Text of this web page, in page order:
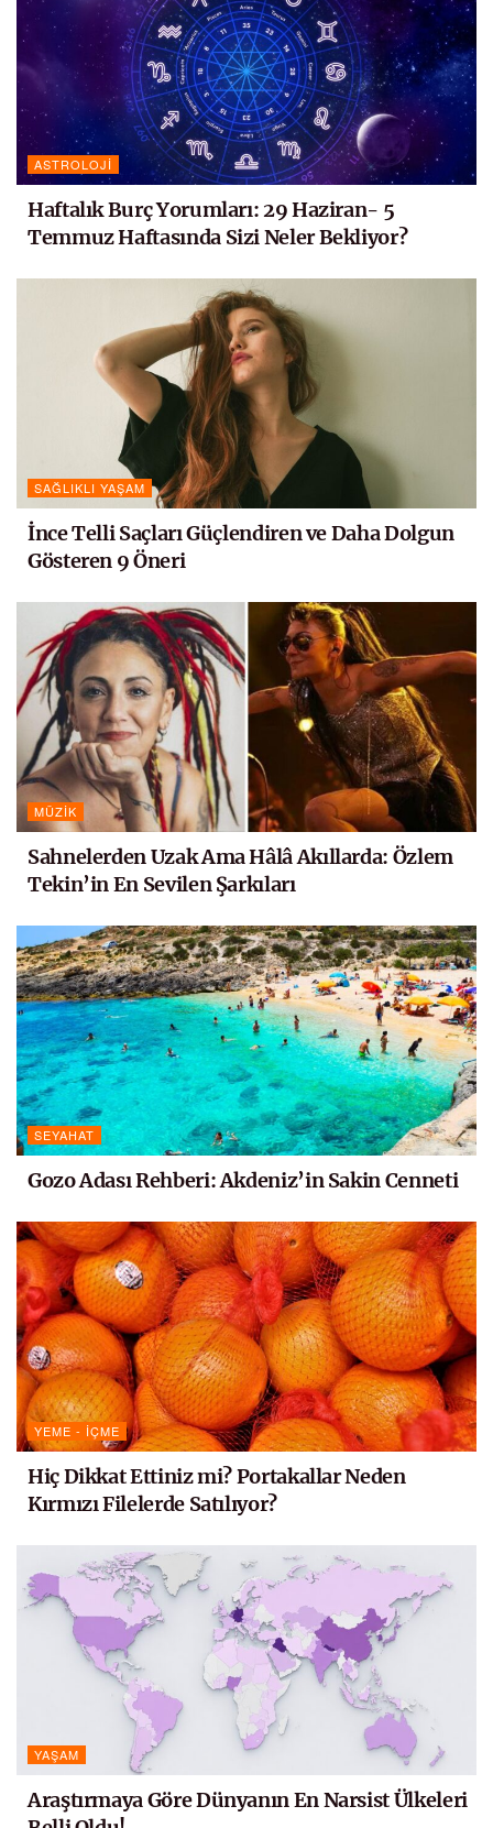
ASTROLOJI
Haftalık Burç Yorumları: 29 Haziran- 5
Temmuz Haftasında Sizi Neler Bekliyor?
SAĞLIKLI YAŞAM
İnce Telli Saçları Güçlendiren ve Daha Dolgun
Gösteren 9 Öneri
MÜZIK
Sahnelerden Uzak Ama Hâlâ Akıllarda: Özlem
Tekin’in En Sevilen Şarkıları
SEYAHAT
Gozo Adası Rehberi: Akdeniz’in Sakin Cenneti
YEME - İÇME
Hiç Dikkat Ettiniz mi? Portakallar Neden
Kırmızı Filelerde Satılıyor?
YAŞAM
Araştırmaya Göre Dünyanın En Narsist Ülkeleri